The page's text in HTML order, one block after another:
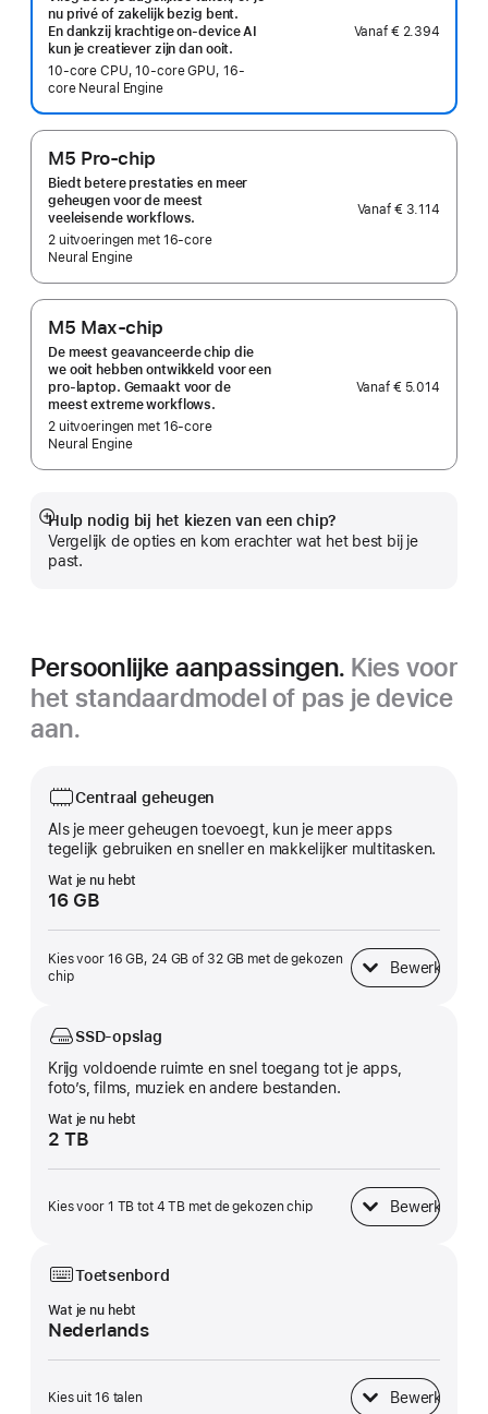
nu privé of zakelijk bezig bent.
En dankzij krachtige on‑device AI
kun je creatiever zijn dan ooit.
10-core CPU, 10-core GPU, 16-
core Neural Engine
Vanaf € 2.394
M5 Pro-chip
Biedt betere prestaties en meer
geheugen voor de meest
veeleisende workflows.
2 uitvoeringen met 16‑core
Neural Engine
Vanaf € 3.114
M5 Max-chip
De meest geavanceerde chip die
we ooit hebben ontwikkeld voor een
pro‑laptop. Gemaakt voor de
meest extreme workflows.
2 uitvoeringen met 16‑core
Neural Engine
Vanaf € 5.014
Hulp nodig bij het kiezen van een chip?
Vergelijk de opties en kom erachter wat het best bij je
past.
Meer
Persoonlijke aanpassingen. Kies voor
het standaardmodel of pas je device
aan.
Centraal geheugen
Als je meer geheugen toevoegt, kun je meer apps
tegelijk gebruiken en sneller en makkelijker multitasken.
Wat je nu hebt
16 GB
Kies voor 16 GB, 24 GB of 32 GB met de gekozen
chip
Bewerk
Centraal geheugen
SSD-opslag
Krijg voldoende ruimte en snel toegang tot je apps,
foto’s, films, muziek en andere bestanden.
Wat je nu hebt
2 TB
Kies voor 1 TB tot 4 TB met de gekozen chip Bewerk
SSD-opslag
Toetsenbord
Wat je nu hebt
Nederlands
Kies uit 16 talen Bewerk
Toetsenbord